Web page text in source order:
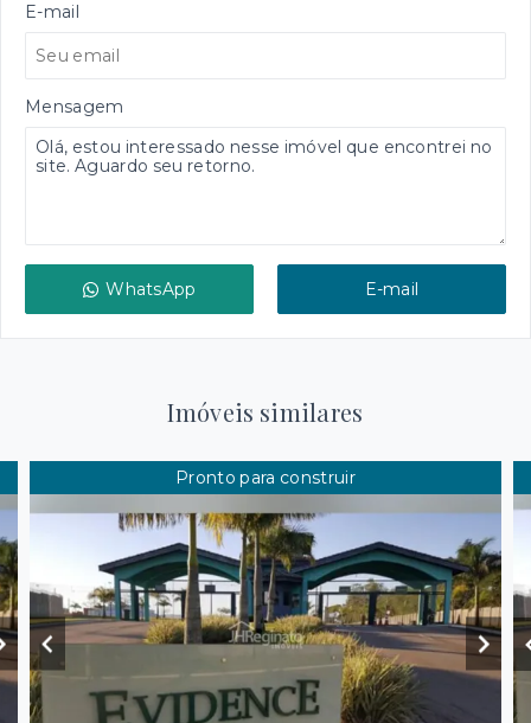
E-mail
Mensagem
WhatsApp E-mail
Imóveis similares
Pronto para construir